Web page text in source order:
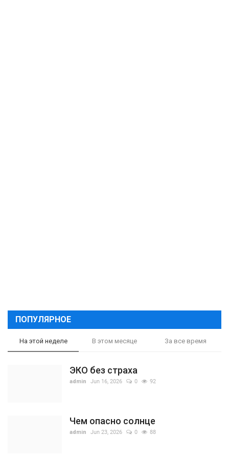
ПОПУЛЯРНОЕ
На этой неделе В этом месяце За все время
ЭКО без страха
admin Jun 16, 2026 0 92
Чем опасно солнце
admin Jun 23, 2026 0 88